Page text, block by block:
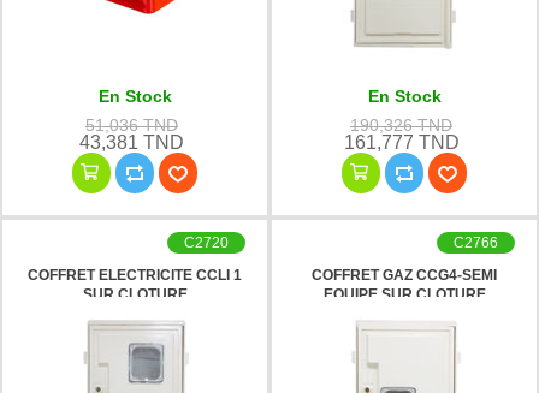
En Stock
51,036 TND
43,381 TND
En Stock
190,326 TND
161,777 TND
COFFRET ELECTRICITE CCLI 1
SUR CLOTURE
C2720
COFFRET GAZ CCG4-SEMI
EQUIPE SUR CLOTURE
C2766